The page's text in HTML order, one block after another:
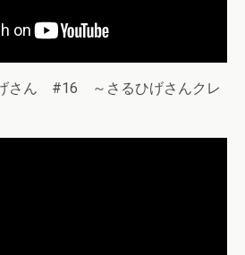
げさん #16 ～さるひげさんクレ